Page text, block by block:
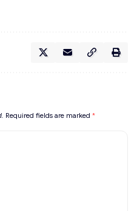
Required fields are marked *